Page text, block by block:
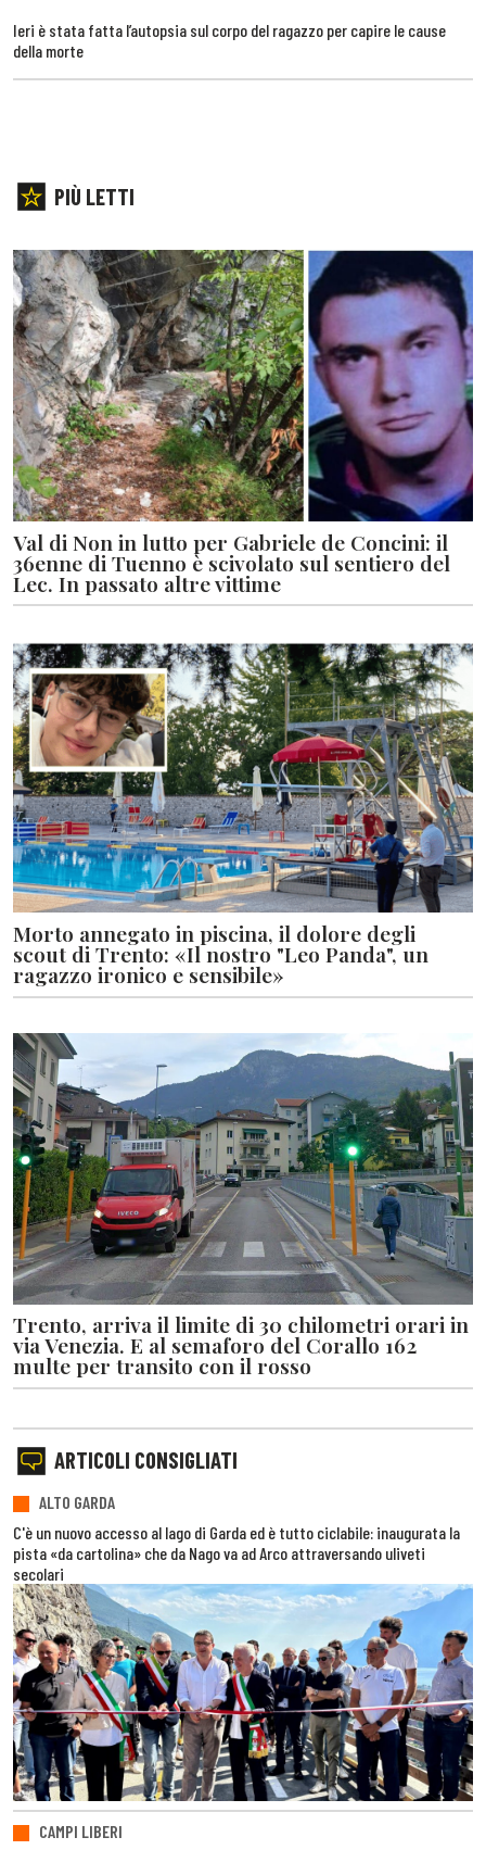
Ieri è stata fatta l’autopsia sul corpo del ragazzo per capire le cause
della morte
PIÙ LETTI
Val di Non in lutto per Gabriele de Concini: il
36enne di Tuenno è scivolato sul sentiero del
Lec. In passato altre vittime
Morto annegato in piscina, il dolore degli
scout di Trento: «Il nostro "Leo Panda", un
ragazzo ironico e sensibile»
Trento, arriva il limite di 30 chilometri orari in
via Venezia. E al semaforo del Corallo 162
multe per transito con il rosso
ARTICOLI CONSIGLIATI
ALTO GARDA
C'è un nuovo accesso al lago di Garda ed è tutto ciclabile: inaugurata la
pista «da cartolina» che da Nago va ad Arco attraversando uliveti
secolari
CAMPI LIBERI